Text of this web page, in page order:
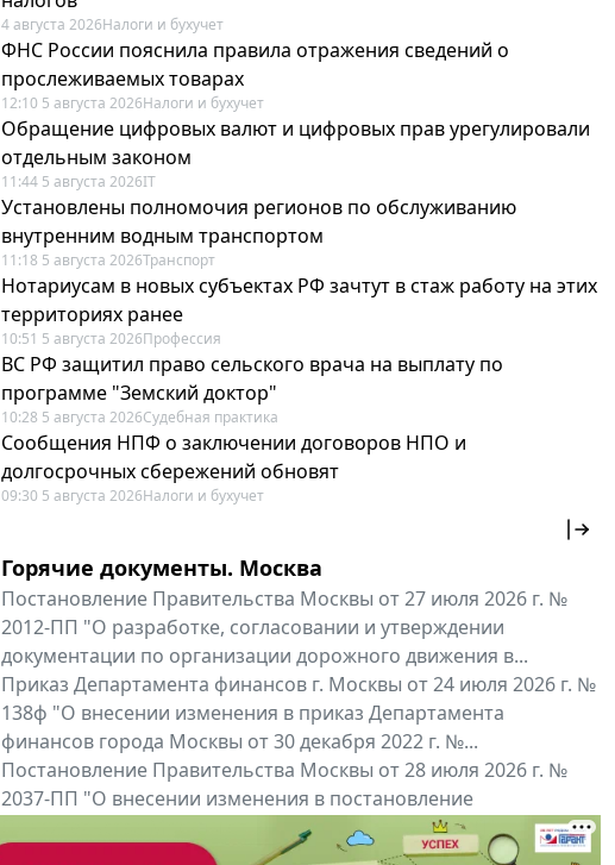
4 августа 2026Налоги и бухучет
ФНС России пояснила правила отражения сведений о
прослеживаемых товарах
12:10 5 августа 2026Налоги и бухучет
Обращение цифровых валют и цифровых прав урегулировали
отдельным законом
11:44 5 августа 2026IT
Установлены полномочия регионов по обслуживанию
внутренним водным транспортом
11:18 5 августа 2026Транспорт
Нотариусам в новых субъектах РФ зачтут в стаж работу на этих
территориях ранее
10:51 5 августа 2026Профессия
ВС РФ защитил право сельского врача на выплату по
программе "Земский доктор"
10:28 5 августа 2026Судебная практика
Сообщения НПФ о заключении договоров НПО и
долгосрочных сбережений обновят
09:30 5 августа 2026Налоги и бухучет
Горячие документы. Москва
Постановление Правительства Москвы от 27 июля 2026 г. №
2012-ПП "О разработке, согласовании и утверждении
документации по организации дорожного движения в...
Приказ Департамента финансов г. Москвы от 24 июля 2026 г. №
138ф "О внесении изменения в приказ Департамента
финансов города Москвы от 30 декабря 2022 г. №...
Постановление Правительства Москвы от 28 июля 2026 г. №
2037-ПП "О внесении изменения в постановление
Правительства Москвы от 26 июля 2011 г. № 334-ПП"
Все региональные документы Мой регион ...